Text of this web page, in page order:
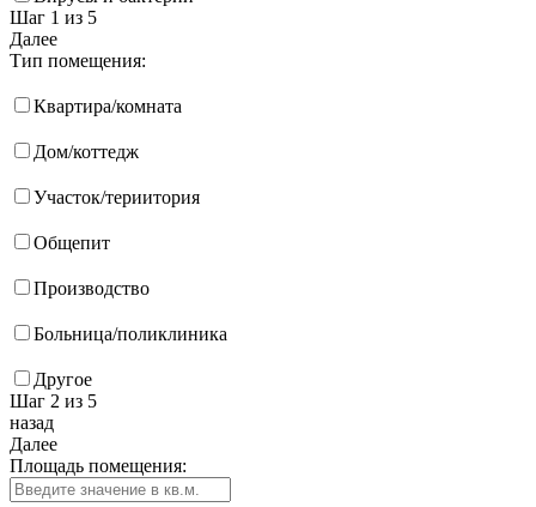
Шаг 1 из 5
Далее
Тип помещения:
Квартира/комната
Дом/коттедж
Участок/териитория
Общепит
Производство
Больница/поликлиника
Другое
Шаг 2 из 5
назад
Далее
Площадь помещения: